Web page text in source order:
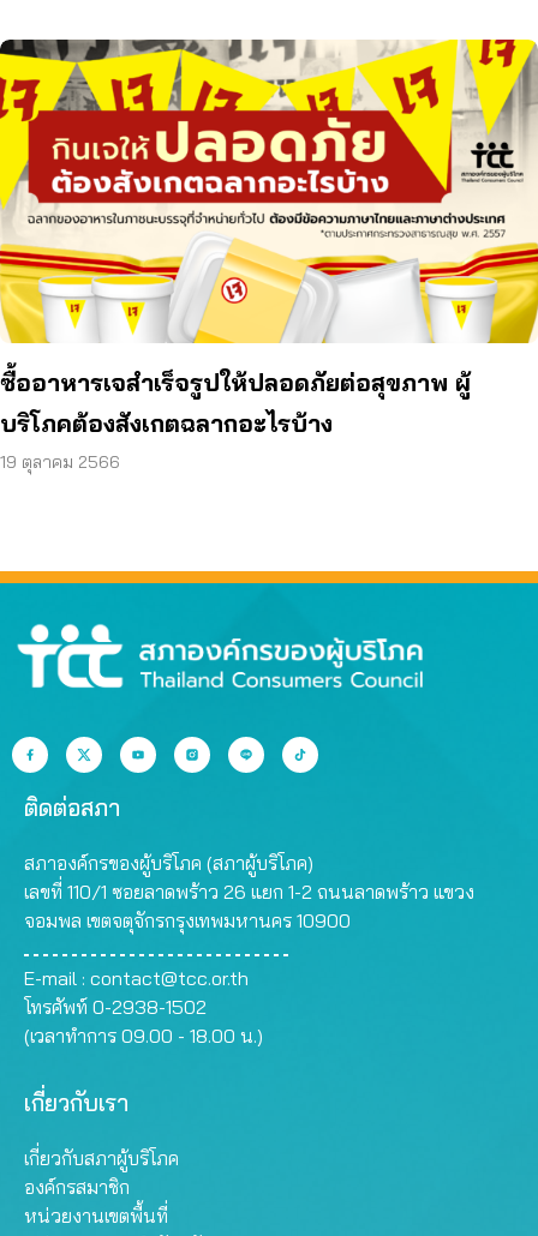
ซื้ออาหารเจสำเร็จรูปให้ปลอดภัยต่อสุขภาพ ผู้
บริโภคต้องสังเกตฉลากอะไรบ้าง
19 ตุลาคม 2566
ติดต่อสภา
สภาองค์กรของผู้บริโภค (สภาผู้บริโภค)
เลขที่ 110/1 ซอยลาดพร้าว 26 แยก 1-2 ถนนลาดพร้าว แขวง
จอมพล เขตจตุจักรกรุงเทพมหานคร 10900
E-mail : contact@tcc.or.th
โทรศัพท์ 0-2938-1502
(เวลาทำการ 09.00 - 18.00 น.)
เกี่ยวกับเรา
เกี่ยวกับสภาผู้บริโภค
องค์กรสมาชิก
หน่วยงานเขตพื้นที่